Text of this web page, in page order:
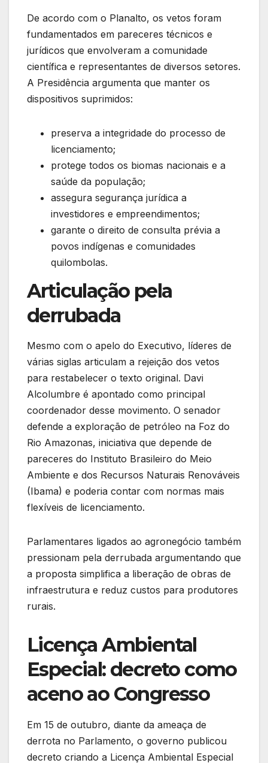
De acordo com o Planalto, os vetos foram
fundamentados em pareceres técnicos e
jurídicos que envolveram a comunidade
científica e representantes de diversos setores.
A Presidência argumenta que manter os
dispositivos suprimidos:
preserva a integridade do processo de
licenciamento;
protege todos os biomas nacionais e a
saúde da população;
assegura segurança jurídica a
investidores e empreendimentos;
garante o direito de consulta prévia a
povos indígenas e comunidades
quilombolas.
Articulação pela
derrubada
Mesmo com o apelo do Executivo, líderes de
várias siglas articulam a rejeição dos vetos
para restabelecer o texto original. Davi
Alcolumbre é apontado como principal
coordenador desse movimento. O senador
defende a exploração de petróleo na Foz do
Rio Amazonas, iniciativa que depende de
pareceres do Instituto Brasileiro do Meio
Ambiente e dos Recursos Naturais Renováveis
(Ibama) e poderia contar com normas mais
flexíveis de licenciamento.
Parlamentares ligados ao agronegócio também
pressionam pela derrubada argumentando que
a proposta simplifica a liberação de obras de
infraestrutura e reduz custos para produtores
rurais.
Licença Ambiental
Especial: decreto como
aceno ao Congresso
Em 15 de outubro, diante da ameaça de
derrota no Parlamento, o governo publicou
decreto criando a Licença Ambiental Especial